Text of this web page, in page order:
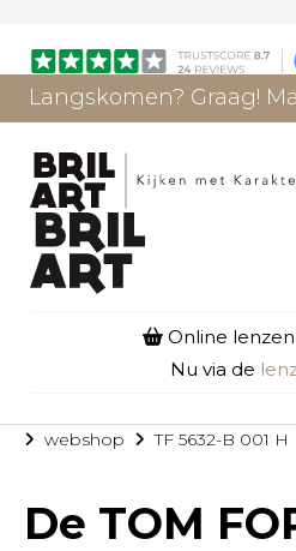
Langskomen? Graag!
Online
Nu via de
webshop TF 5632-B 001 H
De TOM